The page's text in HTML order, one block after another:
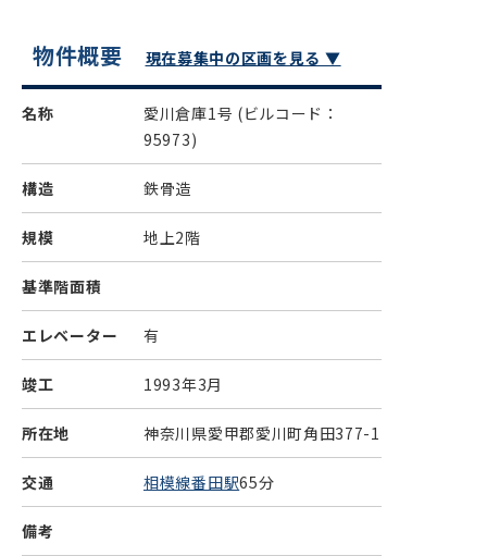
物件概要 現在募集中の区画を見る ▼
名称 愛川倉庫1号 (ビルコード：
95973)
構造 鉄骨造
規模 地上2階
基準階面積
エレベーター 有
竣工 1993年3月
所在地 神奈川県愛甲郡愛川町角田377-1
交通 相模線番田駅65分
備考